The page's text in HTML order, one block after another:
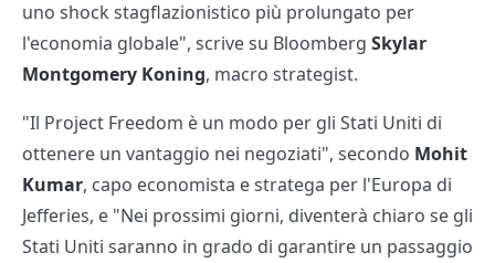
uno shock stagflazionistico più prolungato per
l'economia globale", scrive su Bloomberg Skylar
Montgomery Koning, macro strategist.
"Il Project Freedom è un modo per gli Stati Uniti di
ottenere un vantaggio nei negoziati", secondo Mohit
Kumar, capo economista e stratega per l'Europa di
Jefferies, e "Nei prossimi giorni, diventerà chiaro se gli
Stati Uniti saranno in grado di garantire un passaggio